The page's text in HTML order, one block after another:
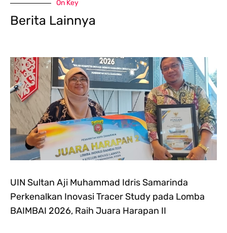
On Key
Berita Lainnya
UIN Sultan Aji Muhammad Idris Samarinda
Perkenalkan Inovasi Tracer Study pada Lomba
BAIMBAI 2026, Raih Juara Harapan II